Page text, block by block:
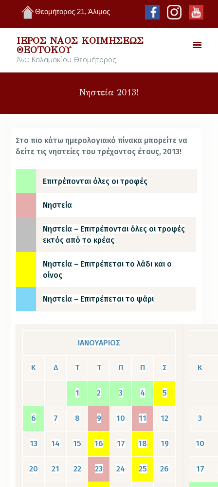
Θεομήτορος 21, Άλιμος
ΙΕΡΌΣ ΝΑΌΣ ΚΟΙΜΉΣΕΩΣ
ΘΕΟΤΌΚΟΥ
Άνω Καλαμακίου Θεομήτορος
Νηστεία 2013!
Στο πιο κάτω ημερολογιακό πίνακα μπορείτε να
δείτε τις νηστείες του τρέχοντος έτους, 2013!
Επιτρέπονται όλες οι τροφές
Νηστεία
Νηστεία – Επιτρέπονται όλες οι τροφές
εκτός από το κρέας
Νηστεία – Επιτρέπεται το λάδι και ο
οίνος
Νηστεία – Επιτρέπεται το ψάρι
ΙΑΝΟΥΑΡΙΟΣ
Κ Δ Τ Τ Π Π Σ
1 2 3 4 5
6 7 8 9 10 11 12
13 14 15 16 17 18 19
20 21 22 23 24 25 26
Κ
3
10
17